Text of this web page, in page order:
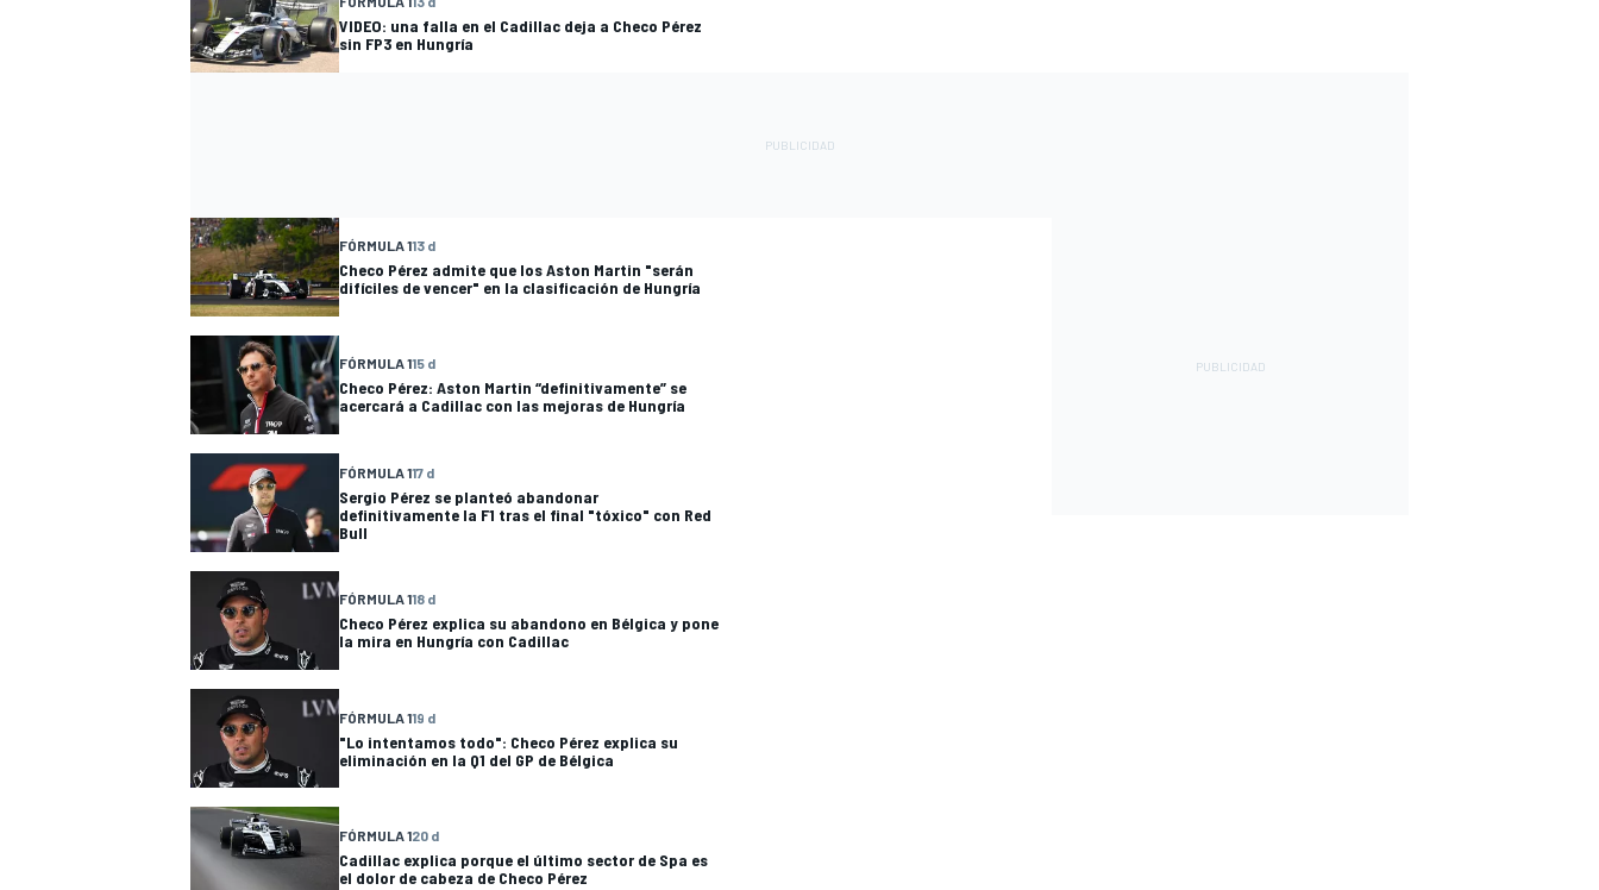
MÁS CATEGORÍAS
VIDEO: una falla en el Cadillac deja a Checo Pérez
sin FP3 en Hungría
FÓRMULA 113 d
Checo Pérez admite que los Aston Martin "serán
difíciles de vencer" en la clasificación de Hungría
FÓRMULA 115 d
Checo Pérez: Aston Martin “definitivamente” se
acercará a Cadillac con las mejoras de Hungría
FÓRMULA 117 d
Sergio Pérez se planteó abandonar
definitivamente la F1 tras el final "tóxico" con Red
Bull
FÓRMULA 118 d
Checo Pérez explica su abandono en Bélgica y pone
la mira en Hungría con Cadillac
FÓRMULA 119 d
"Lo intentamos todo": Checo Pérez explica su
eliminación en la Q1 del GP de Bélgica
FÓRMULA 120 d
Cadillac explica porque el último sector de Spa es
el dolor de cabeza de Checo Pérez